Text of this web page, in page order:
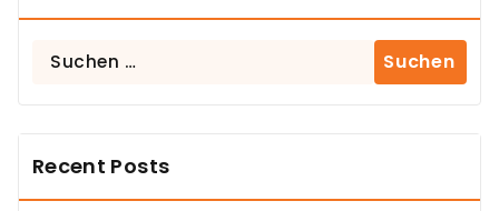
Suchen
Recent Posts